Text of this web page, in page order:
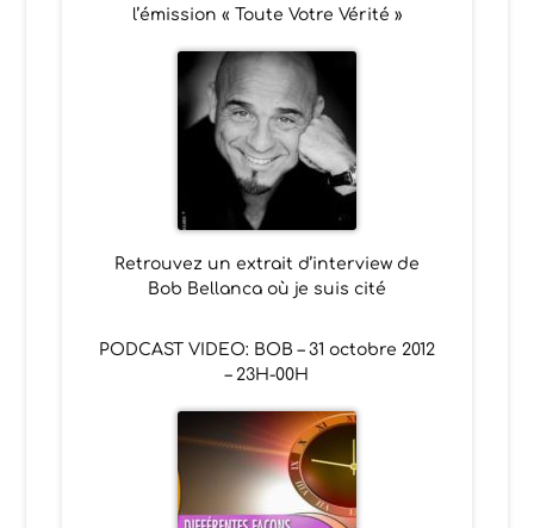
l’émission « Toute Votre Vérité »
Retrouvez un extrait d’interview de
Bob Bellanca où je suis cité
PODCAST VIDEO: BOB – 31 octobre 2012
– 23H-00H